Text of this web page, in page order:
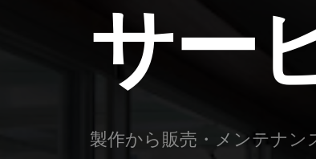
サー
製作から販売・メンテナン